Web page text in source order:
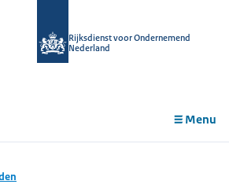
Rijksdienst voor Ondernemend
Nederland
Menu